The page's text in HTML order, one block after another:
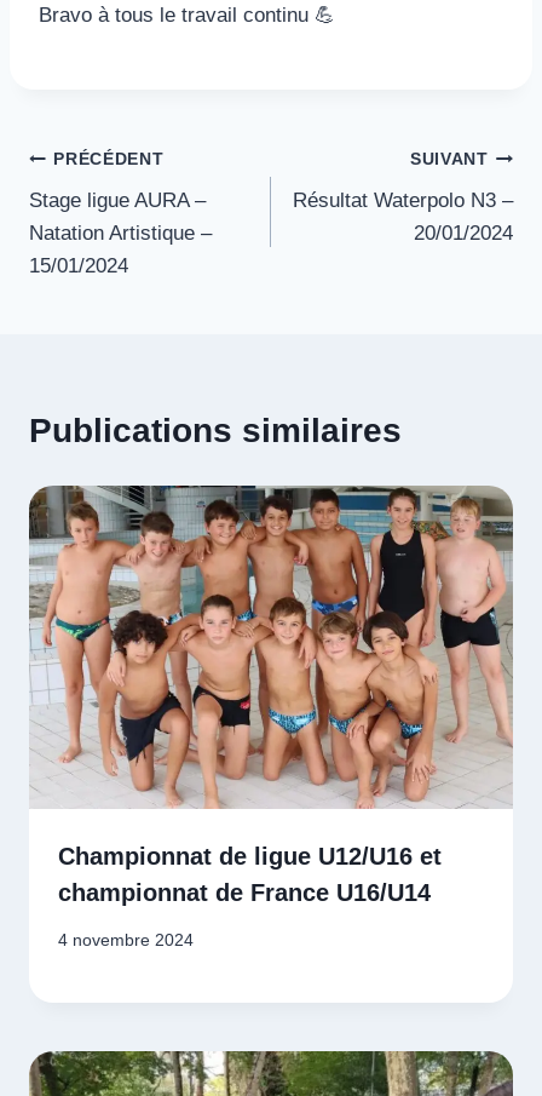
Bravo à tous le travail continu 💪
Navigation
de
l’article
PRÉCÉDENT
Stage ligue AURA –
Natation Artistique –
15/01/2024
SUIVANT
Résultat Waterpolo N3 –
20/01/2024
Publications similaires
Championnat de ligue U12/U16 et
championnat de France U16/U14
4 novembre 2024